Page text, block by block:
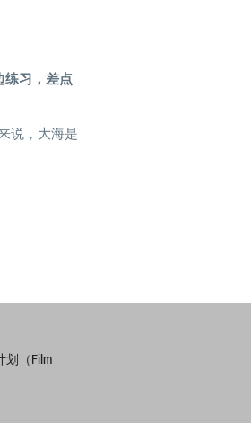
练习，差点
说，大海是
划（Film